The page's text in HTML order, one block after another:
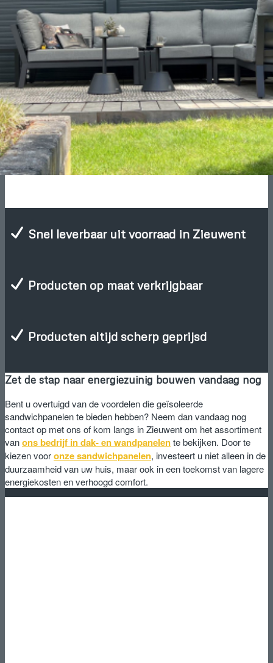
Snel leverbaar uit voorraad in Zieuwent
Producten op maat verkrijgbaar
Producten altijd scherp geprijsd
Zet de stap naar energiezuinig bouwen vandaag nog
Bent u overtuigd van de voordelen die geïsoleerde
sandwichpanelen te bieden hebben? Neem dan vandaag nog
contact op met ons of kom langs in Zieuwent om het assortiment
vanons bedrijf in dak- en wandpanelente bekijken. Door te
kiezen vooronze sandwichpanelen, investeert u niet alleen in de
duurzaamheid van uw huis, maar ook in een toekomst van lagere
energiekosten en verhoogd comfort.